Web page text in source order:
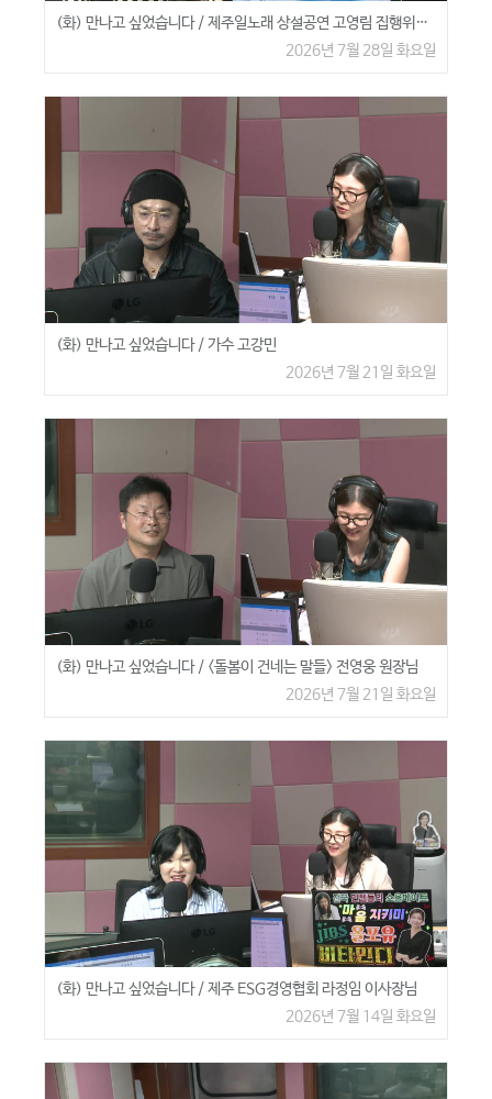
(화) 만나고 싶었습니다 / 제주일노래 상설공연 고영림 집행위원장, 홍송월 이어도 민속예술단장
2026년 7월 28일 화요일
(화) 만나고 싶었습니다 / 가수 고강민
2026년 7월 21일 화요일
(화) 만나고 싶었습니다 / <돌봄이 건네는 말들> 전영웅 원장님
2026년 7월 21일 화요일
(화) 만나고 싶었습니다 / 제주 ESG경영협회 라정임 이사장님
2026년 7월 14일 화요일